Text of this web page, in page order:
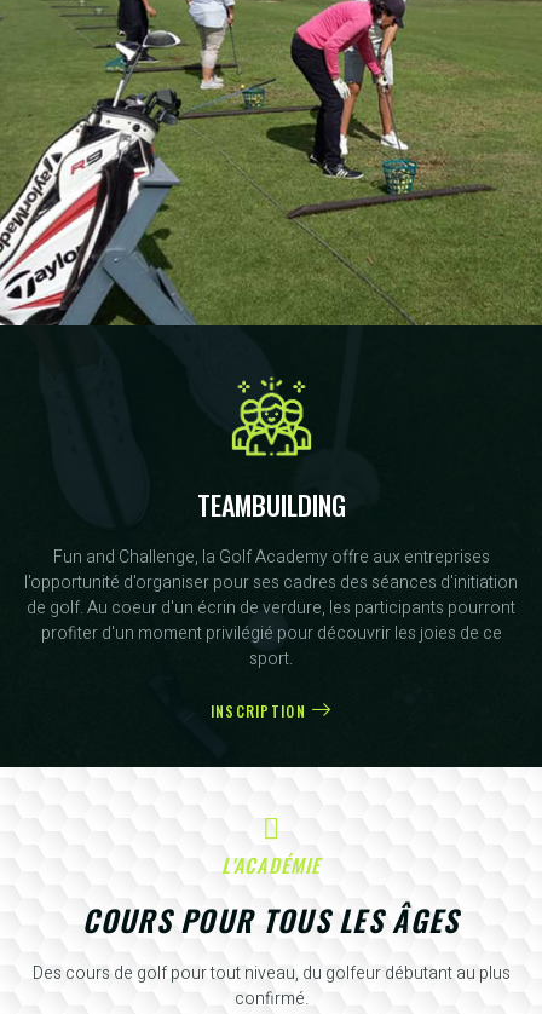
TEAMBUILDING
Fun and Challenge, la Golf Academy offre aux entreprises
l'opportunité d'organiser pour ses cadres des séances d'initiation
de golf. Au coeur d'un écrin de verdure, les participants pourront
profiter d'un moment privilégié pour découvrir les joies de ce
sport.
INSCRIPTION
L'ACADÉMIE
COURS POUR TOUS LES ÂGES
Des cours de golf pour tout niveau, du golfeur débutant au plus
confirmé.